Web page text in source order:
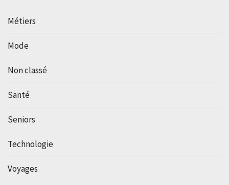
Métiers
Mode
Non classé
Santé
Seniors
Technologie
Voyages